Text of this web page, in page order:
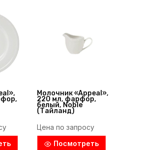
Молочник «Appeal»,
220 мл, фарфор,
белый, Noble
(Тайланд)
Цена по запросу
Посмотреть